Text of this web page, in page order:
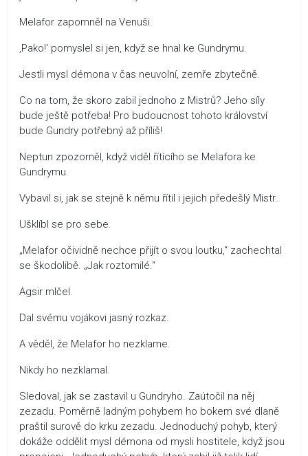
Melafor zapomněl na Venuši.
‚Pako!‘ pomyslel si jen, když se hnal ke Gundrymu.
Jestli mysl démona v čas neuvolní, zemře zbytečně.
Co na tom, že skoro zabil jednoho z Mistrů? Jeho síly
bude ještě potřeba! Pro budoucnost tohoto království
bude Gundry potřebný až příliš!
Neptun zpozorněl, když viděl řítícího se Melafora ke
Gundrymu.
Vybavil si, jak se stejně k němu řítil i jejich předešlý Mistr.
Ušklíbl se pro sebe.
„Melafor očividně nechce přijít o svou loutku,“ zachechtal
se škodolibě. „Jak roztomilé.“
Agsir mlčel.
Dal svému vojákovi jasný rozkaz.
A věděl, že Melafor ho nezklame.
Nikdy ho nezklamal.
Sledoval, jak se zastavil u Gundryho. Zaútočil na něj
zezadu. Poměrně ladným pohybem ho bokem své dlaně
praštil surově do krku zezadu. Jednoduchý pohyb, který
dokáže oddělit mysl démona od mysli hostitele, když jsou